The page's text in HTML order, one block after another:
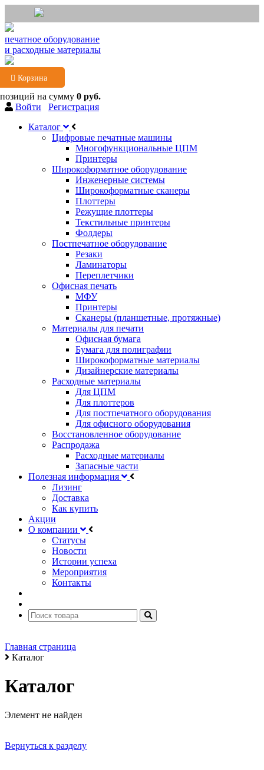
печатное оборудование
и расходные материалы
Корзина
на сумму 0 руб.
Войти
Регистрация
Каталог
Цифровые печатные машины
Многофункциональные ЦПМ
Принтеры
Широкоформатное оборудование
Инженерные системы
Широкоформатные сканеры
Плоттеры
Режущие плоттеры
Текстильные принтеры
Фолдеры
Постпечатное оборудование
Резаки
Ламинаторы
Переплетчики
Офисная печать
МФУ
Принтеры
Сканеры (планшетные, протяжные)
Материалы для печати
Офисная бумага
Бумага для полиграфии
Широкоформатные материалы
Дизайнерские материалы
Расходные материалы
Для ЦПМ
Для плоттеров
Для постпечатного оборудования
Для офисного оборудования
Восстановленное оборудование
Распродажа
Расходные материалы
Запасные части
Полезная информация
Лизинг
Доставка
Как купить
Акции
О компании
Статусы
Новости
Истории успеха
Мероприятия
Контакты
Главная страница
Каталог
Каталог
Элемент не найден
Вернуться к разделу